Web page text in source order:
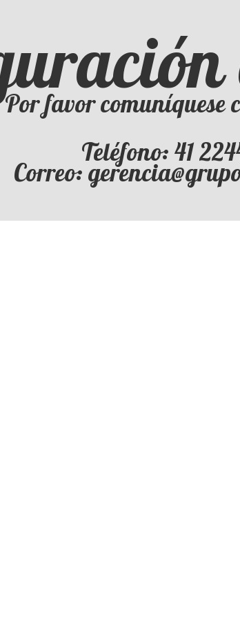
Por favor comuníquese
Teléfono: 41
Correo: